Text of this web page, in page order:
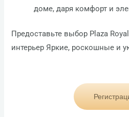
доме, даря комфорт и
Предоставьте выбор Plaza
интерьер Яркие, роскошные и